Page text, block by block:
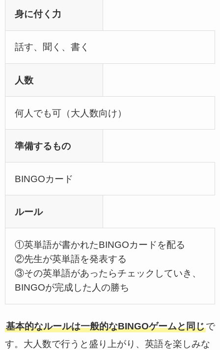
身に付く力
話す、聞く、書く
人数
何人でも可（大人数向け）
準備するもの
BINGOカード
ルール
①英単語が書かれたBINGOカードを配る
②先生が英単語を発表する
③その英単語があったらチェックしていき、
BINGOが完成した人の勝ち
基本的なルールは一般的なBINGOゲームと同じで
す。大人数で行うと盛り上がり、英語を楽しみな